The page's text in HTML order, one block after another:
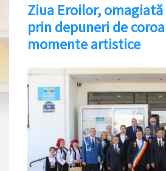
Ziua Eroilor, omagiată
prin depuneri de
momente artistice